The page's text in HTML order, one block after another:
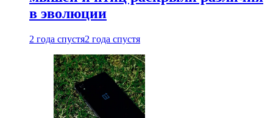
в эволюции
2 года спустя2 года спустя